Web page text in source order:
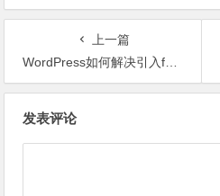
间
上一篇
WordPress如何解决引入fonts.googleapis.com字体导致网页响应缓慢问题
发表评论